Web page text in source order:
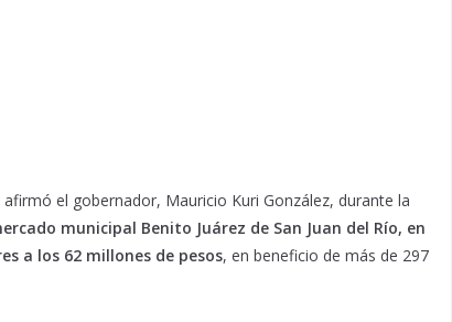
el gobernador, Mauricio Kuri González, durante la
municipal Benito Juárez de San Juan del Río, en
a los 62 millones de pesos, en beneficio de más de 297